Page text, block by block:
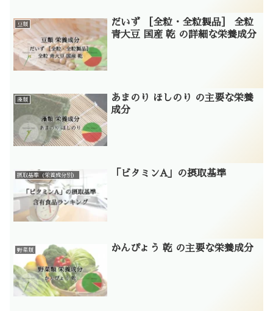
豆類
だいず ［全粒・全粒製品］ 全粒
青大豆 国産 乾 の詳細な栄養成分
藻類
あまのり ほしのり の主要な栄養
成分
摂取基準（栄養成分別） 「ビタミンA」の摂取基準
野菜類 かんぴょう 乾 の主要な栄養成分